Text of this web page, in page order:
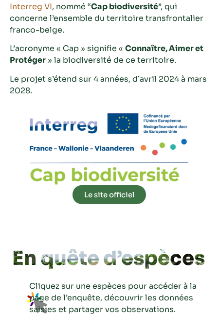
Interreg VI, nommé “Cap biodiversité”, qui
concerne l’ensemble du territoire transfrontalier
franco-belge.
L’acronyme « Cap » signifie « Connaître, Aimer et
Protéger » la biodiversité de ce territoire.
Le projet s’étend sur 4 années, d’avril 2024 à mars
2028.
Le site officiel
En quête d’espèces
Cliquez sur une espèces pour accéder à la
page de l’enquête, découvrir les données
saisies et partager vos observations.